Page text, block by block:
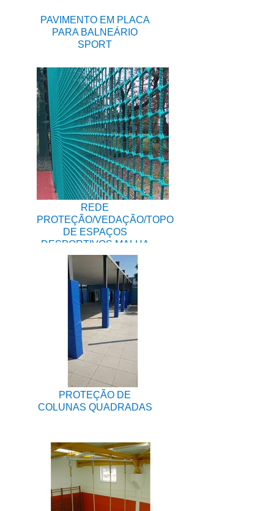
PAVIMENTO EM PLACA
PARA BALNEÁRIO
SPORT
REDE
PROTEÇÃO/VEDAÇÃO/TOPO
DE ESPAÇOS
DESPORTIVOS MALHA
20X20MM
PROTEÇÃO DE
COLUNAS QUADRADAS